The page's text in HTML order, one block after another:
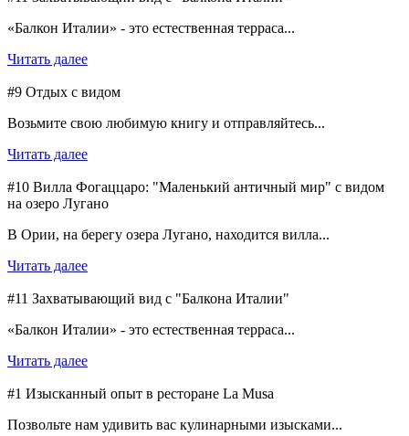
«Балкон Италии» - это естественная терраса...
Читать далее
#9 Отдых с видом
Возьмите свою любимую книгу и отправляйтесь...
Читать далее
#10 Вилла Фогаццаро: "Маленький античный мир" с видом
на озеро Лугано
В Ории, на берегу озера Лугано, находится вилла...
Читать далее
#11 Захватывающий вид с "Балкона Италии"
«Балкон Италии» - это естественная терраса...
Читать далее
#1 Изысканный опыт в ресторане La Musa
Позвольте нам удивить вас кулинарными изысками...